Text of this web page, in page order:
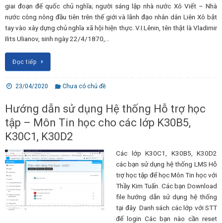
giai đoạn đế quốc chủ nghĩa; người sáng lập nhà nước Xô Viết – Nhà
nước công nông đầu tiên trên thế giới và lãnh đạo nhân dân Liên Xô bắt
tay vào xây dựng chủ nghĩa xã hội hiện thực. V.I.Lênin, tên thật là Vladimir
Ilits Ulianov, sinh ngày 22/4/1870,…
Đọc tiếp
23/04/2020 Chưa có chủ đề
Hướng dẫn sử dụng Hệ thống Hỗ trợ học
tập – Môn Tin học cho các lớp K30B5,
K30C1, K30D2
Các lớp K30C1, K30B5, K30D2
các bạn sử dụng hệ thống LMS Hỗ
trợ học tập để học Môn Tin học với
Thầy Kim Tuấn. Các bạn Download
file hướng dẫn sử dụng hệ thống
tại đây Danh sách các lớp với STT
để login Các bạn nào cần reset